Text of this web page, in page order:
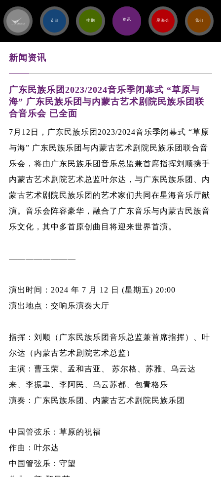
节目 排期 资讯 星海会 我们
新闻资讯
广东民族乐团2023/2024音乐季闭幕式 “草原与
海” 广东民族乐团与内蒙古艺术剧院民族乐团联
合音乐会 已全面
7月12日，广东民族乐团2023/2024音乐季闭幕式 “草原
与海” 广东民族乐团与内蒙古艺术剧院民族乐团联合音
乐会，将由广东民族乐团音乐总监兼首席指挥刘顺携手
内蒙古艺术剧院艺术总监叶尔达，与广东民族乐团、内
蒙古艺术剧院民族乐团的艺术家们共同在星海音乐厅献
演。音乐会阵容豪华，融合了广东音乐与内蒙古民族音
乐文化，其中多首原创曲目将迎来世界首演。
————————
演出时间：2024 年 7 月 12 日 (星期五) 20:00
演出地点：交响乐演奏大厅
指挥：刘顺（广东民族乐团音乐总监兼首席指挥）、叶
尔达（内蒙古艺术剧院艺术总监）
主演：曹玉荣、孟和吉亚、 苏尔格、苏雅、乌云达
来、李振聿、李阿民、乌云苏都、包青格乐
演奏：广东民族乐团、内蒙古艺术剧院民族乐团
中国管弦乐：草原的祝福
作曲：叶尔达
中国管弦乐：守望